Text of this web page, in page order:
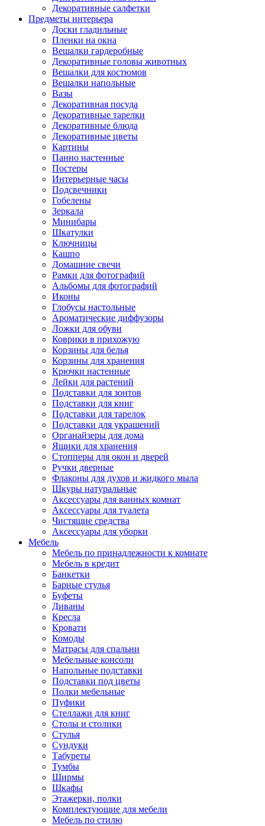
Декоративные салфетки
Предметы интерьера
Доски гладильные
Пленки на окна
Вешалки гардеробные
Декоративные головы животных
Вешалки для костюмов
Вешалки напольные
Вазы
Декоративная посуда
Декоративные тарелки
Декоративные блюда
Декоративные цветы
Картины
Панно настенные
Постеры
Интерьерные часы
Подсвечники
Гобелены
Зеркала
Минибары
Шкатулки
Ключницы
Кашпо
Домашние свечи
Рамки для фотографий
Альбомы для фотографий
Иконы
Глобусы настольные
Ароматические диффузоры
Ложки для обуви
Коврики в прихожую
Корзины для белья
Корзины для хранения
Крючки настенные
Лейки для растений
Подставки для зонтов
Подставки для книг
Подставки для тарелок
Подставки для украшений
Органайзеры для дома
Ящики для хранения
Стопперы для окон и дверей
Ручки дверные
Флаконы для духов и жидкого мыла
Шкуры натуральные
Аксессуары для ванных комнат
Аксессуары для туалета
Чистящие средства
Аксессуары для уборки
Мебель
Мебель по принадлежности к комнате
Мебель в кредит
Банкетки
Барные стулья
Буфеты
Диваны
Кресла
Кровати
Комоды
Матрасы для спальни
Мебельные консоли
Напольные подставки
Подставки под цветы
Полки мебельные
Пуфики
Стеллажи для книг
Столы и столики
Стулья
Сундуки
Табуреты
Тумбы
Ширмы
Шкафы
Этажерки, полки
Комплектующие для мебели
Мебель по стилю